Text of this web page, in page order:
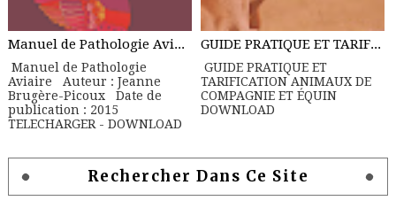
Manuel de Pathologie Aviaire
Manuel de Pathologie
Aviaire Auteur : Jeanne
Brugère-Picoux Date de
publication : 2015
TELECHARGER - DOWNLOAD
GUIDE PRATIQUE ET TARIFICATION ANIMAUX DE COMPAGNIE ET ÉQUIN
GUIDE PRATIQUE ET
TARIFICATION ANIMAUX DE
COMPAGNIE ET ÉQUIN
DOWNLOAD
Rechercher Dans Ce Site